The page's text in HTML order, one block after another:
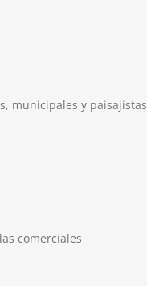
municipales y paisajistas
comerciales